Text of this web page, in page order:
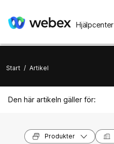
Hjälpcenter
Start / Artikel
Den här artikeln gäller för:
Produkter